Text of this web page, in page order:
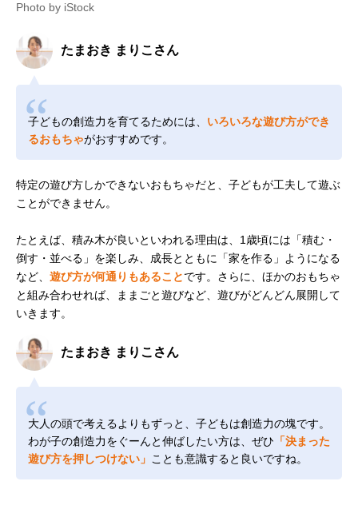
Photo by iStock
たまおき まりこさん
子どもの創造力を育てるためには、 いろいろな遊び方ができ
るおもちゃがおすすめです。
特定の遊び方しかできないおもちゃだと、子どもが工夫して遊ぶ
ことができません。
たとえば、積み木が良いといわれる理由は、1歳頃には「積む・
倒す・並べる」を楽しみ、成長とともに「家を作る」ようになる
など、 遊び方が何通りもあることです。さらに、ほかのおもちゃ
と組み合わせれば、ままごと遊びなど、遊びがどんどん展開して
いきます。
たまおき まりこさん
大人の頭で考えるよりもずっと、子どもは創造力の塊です。
わが子の創造力をぐーんと伸ばしたい方は、ぜひ 「決まった
遊び方を押しつけない」 ことも意識すると良いですね。